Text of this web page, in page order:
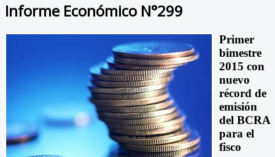
Informe Económico N°299
Primer
bimestre
2015 con
nuevo
récord de
emisión
del BCRA
para el
fisco